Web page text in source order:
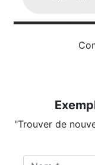
"Trouver de